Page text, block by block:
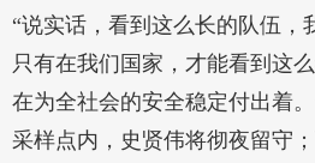
“说实话，看到这么长的队伍，
只有在我们国家，才能看到这
在为全社会的安全稳定付出着
采样点内，史贤伟将彻夜留守